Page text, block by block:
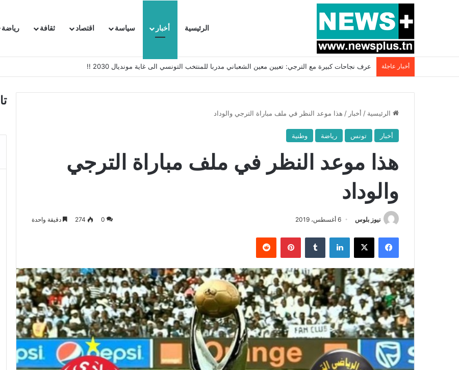
الرئيسية أخبار سياسة اقتصاد ثقافة رياضة
أخبار عاجلة بسبب المرزوقي وبتكليف من سعيّد: الخارجية تستدعي السفيرة الفرنسية بتونس وتبلغها احتجاجا شديد اللهجة !!
الرئيسية / أخبار / هذا موعد النظر في ملف مباراة الترجي والوداد
أخبار تونس رياضة وطنية
هذا موعد النظر في ملف مباراة الترجي
والوداد
نيوز بلوس 6 أغسطس، 2019 0
274 دقيقة واحدة
فيسبوك X لينكدإن بينتيريست